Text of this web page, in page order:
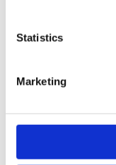
Statistics
Marketing
Weerscondities
bewolking
lichteffecten en
landschap.